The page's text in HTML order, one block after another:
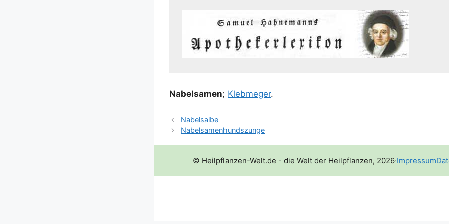
Nabel­sa­men; Kleb­me­ger.
Nabelsalbe
Nabelsamenhundszunge
© Heilpflanzen-Welt.de - die Welt der Heilpflanzen, 2026·Impressum